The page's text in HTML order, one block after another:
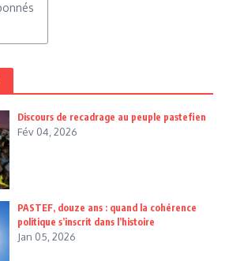
Discours de recadrage au peuple pastefien
Fév 04, 2026
PASTEF, douze ans : quand la cohérence
politique s’inscrit dans l’histoire
Jan 05, 2026